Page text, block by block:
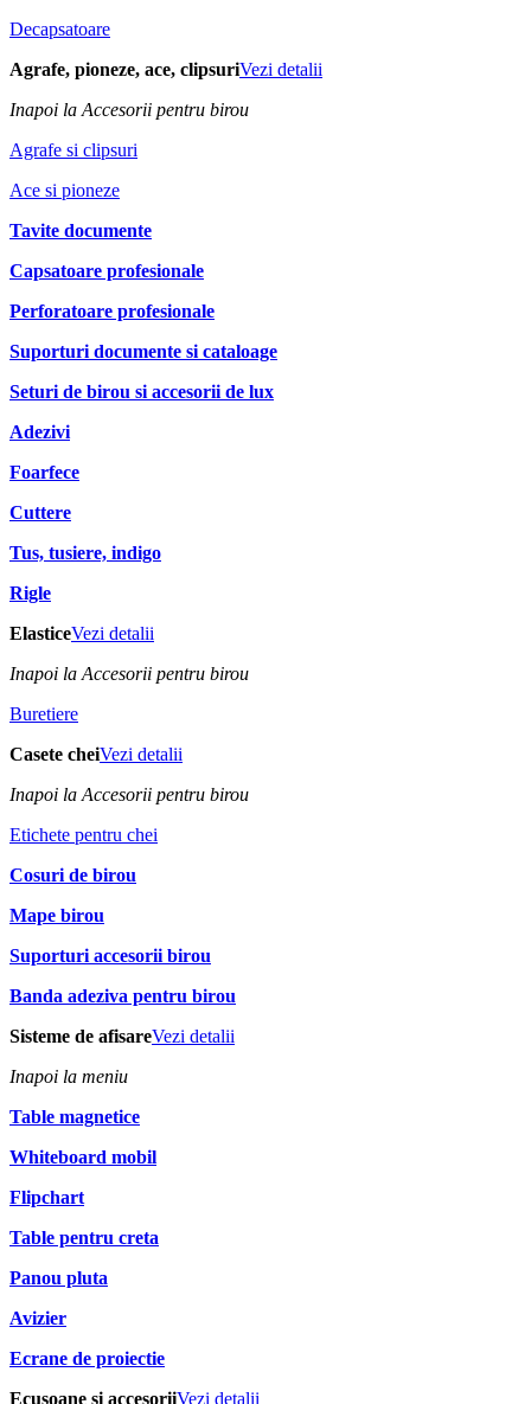
Decapsatoare
Agrafe, pioneze, ace, clipsuriVezi detalii
Inapoi la Accesorii pentru birou
Agrafe si clipsuri
Ace si pioneze
Tavite documente
Capsatoare profesionale
Perforatoare profesionale
Suporturi documente si cataloage
Seturi de birou si accesorii de lux
Adezivi
Foarfece
Cuttere
Tus, tusiere, indigo
Rigle
ElasticeVezi detalii
Inapoi la Accesorii pentru birou
Buretiere
Casete cheiVezi detalii
Inapoi la Accesorii pentru birou
Etichete pentru chei
Cosuri de birou
Mape birou
Suporturi accesorii birou
Banda adeziva pentru birou
Sisteme de afisareVezi detalii
Inapoi la meniu
Table magnetice
Whiteboard mobil
Flipchart
Table pentru creta
Panou pluta
Avizier
Ecrane de proiectie
Ecusoane si accesoriiVezi detalii